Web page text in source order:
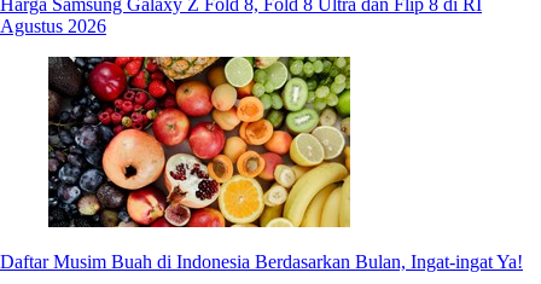
Agustus 2026
Daftar Musim Buah di Indonesia Berdasarkan Bulan, Ingat-ingat Ya!